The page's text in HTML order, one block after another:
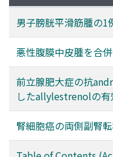
男子膀胱平滑筋腫の1
悪性腹膜中皮腫を合
前立腺肥大症の抗
したallylestrenolの有
腎細胞癌の両側副腎